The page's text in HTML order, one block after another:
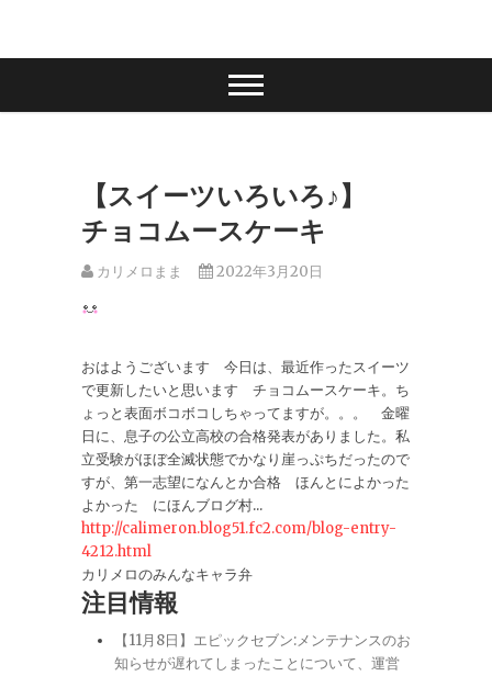
【スイーツいろいろ♪】
チョコムースケーキ
カリメロまま 2022年3月20日
おはようございます 今日は、最近作ったスイーツ
で更新したいと思います チョコムースケーキ。ち
ょっと表面ボコボコしちゃってますが。。。 金曜
日に、息子の公立高校の合格発表がありました。私
立受験がほぼ全滅状態でかなり崖っぷちだったので
すが、第一志望になんとか合格 ほんとによかった
よかった にほんブログ村...
http://calimeron.blog51.fc2.com/blog-entry-
4212.html
カリメロのみんなキャラ弁
注目情報
【11月8日】エピックセブン:メンテナンスのお
知らせが遅れてしまったことについて、運営